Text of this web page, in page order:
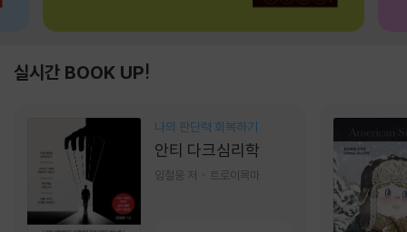
실시간 BOOK UP!
나의 판단력 회복하기
안티 다크심리학
임철웅 저 트로이목마